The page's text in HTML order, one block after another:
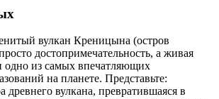
вулкан Креницына (остров
достопримечательность, а живая
одно из самых впечатляющих
на планете. Представьте:
древнего вулкана, превратившаяся в